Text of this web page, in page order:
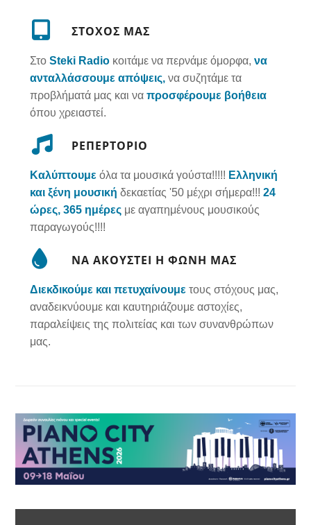
ΣΤΟΧΟΣ ΜΑΣ
Στο Steki Radioκοιτάμε να περνάμε όμορφα, να
ανταλλάσσουμε απόψεις,να συζητάμε τα
προβλήματά μας και να προσφέρουμε βοήθεια
όπου χρειαστεί.
ΡΕΠΕΡΤΟΡΙΟ
Καλύπτουμεόλα τα μουσικά γούστα!!!!! Ελληνική
και ξένη μουσική δεκαετίας '50 μέχρι σήμερα!!! 24
ώρες, 365 ημέρες με αγαπημένους μουσικούς
παραγωγούς!!!!
ΝΑ ΑΚΟΥΣΤΕΙ Η ΦΩΝΗ ΜΑΣ
Διεκδικούμε και πετυχαίνουμετους στόχους μας,
αναδεικνύουμε και καυτηριάζουμε αστοχίες,
παραλείψεις της πολιτείας και των συνανθρώπων
μας.